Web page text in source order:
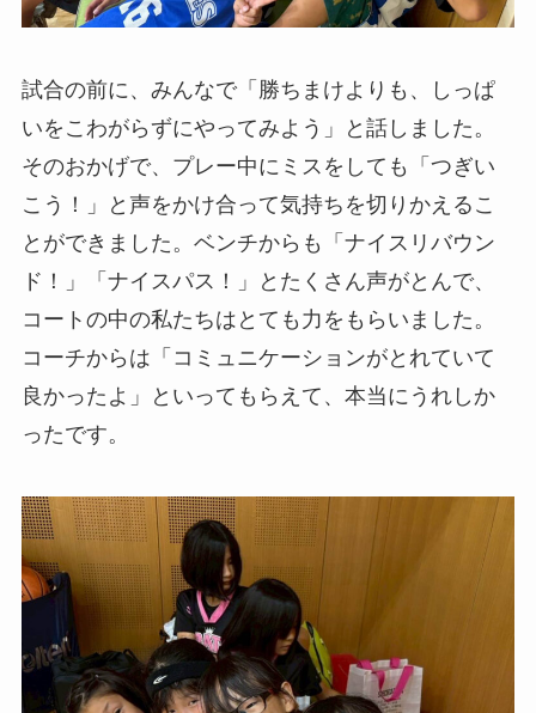
試合の前に、みんなで「勝ちまけよりも、しっぱ
いをこわがらずにやってみよう」と話しました。
そのおかげで、プレー中にミスをしても「つぎい
こう！」と声をかけ合って気持ちを切りかえるこ
とができました。ベンチからも「ナイスリバウン
ド！」「ナイスパス！」とたくさん声がとんで、
コートの中の私たちはとても力をもらいました。
コーチからは「コミュニケーションがとれていて
良かったよ」といってもらえて、本当にうれしか
ったです。